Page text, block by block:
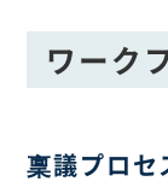
ワーク
稟議プロセ